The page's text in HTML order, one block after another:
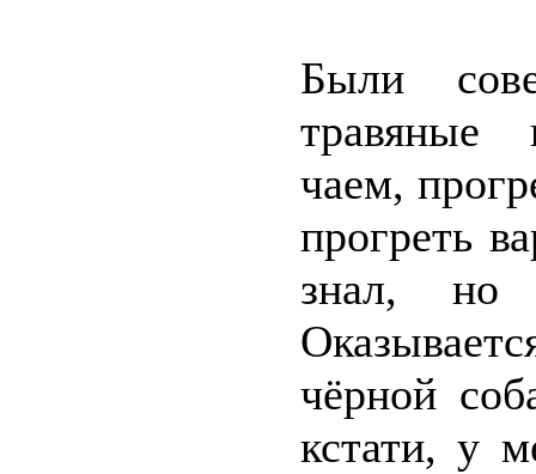
Были
травяные
чаем,
прогреть
знал, но
чёрной
кстати, у